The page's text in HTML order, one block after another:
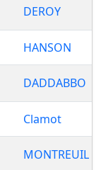
DEROY
HANSON
DADDABBO
Clamot
MONTREUIL